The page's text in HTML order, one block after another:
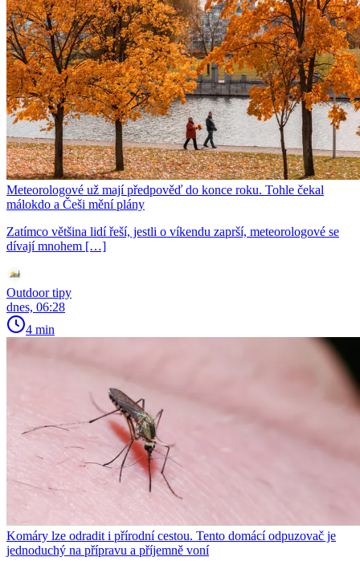
Meteorologové už mají předpověď do konce roku. Tohle čekal
málokdo a Češi mění plány
Zatímco většina lidí řeší, jestli o víkendu zaprší, meteorologové se
dívají mnohem […]
Outdoor tipy
dnes, 06:28
4 min
Komáry lze odradit i přírodní cestou. Tento domácí odpuzovač je
jednoduchý na přípravu a příjemně voní